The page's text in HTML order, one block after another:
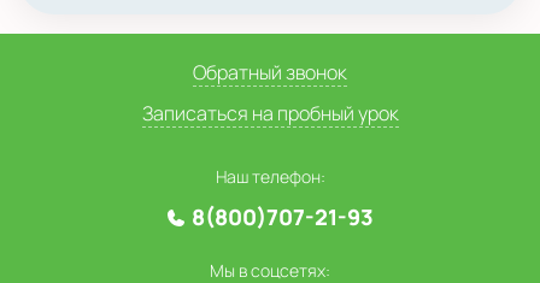
Обратный звонок
Записаться на пробный урок
Наш телефон:
8(800)707-21-93
Мы в соцсетях: